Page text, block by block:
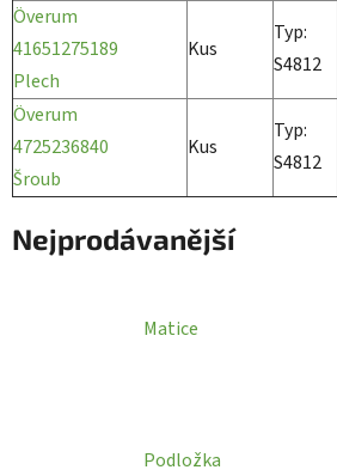
Överum
41651275189
Plech
Kus
Typ:
S4812
Överum
4725236840
Šroub
Kus
Typ:
S4812
Nejprodávanější
Matice
Podložka